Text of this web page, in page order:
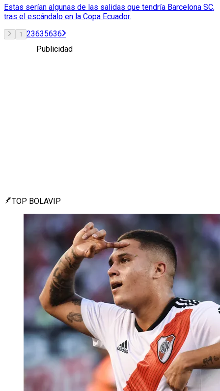
Estas serían algunas de las salidas que tendría Barcelona SC,
tras el escándalo en la Copa Ecuador.
1 23635636
Publicidad
TOP BOLAVIP